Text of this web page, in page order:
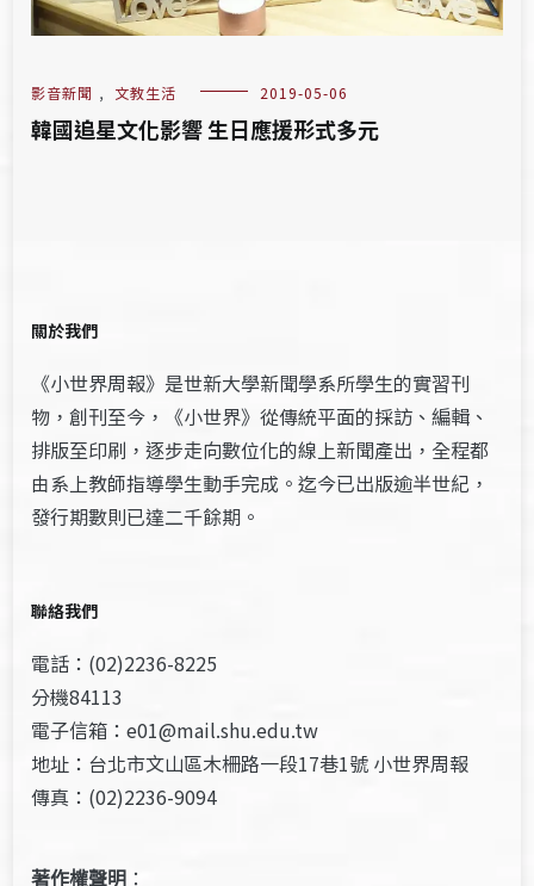
影音新聞 , 文教生活 2019-05-06
韓國追星文化影響 生日應援形式多元
關於我們
《小世界周報》是世新大學新聞學系所學生的實習刊
物，創刊至今，《小世界》從傳統平面的採訪、編輯、
排版至印刷，逐步走向數位化的線上新聞產出，全程都
由系上教師指導學生動手完成。迄今已出版逾半世紀，
發行期數則已達二千餘期。
聯絡我們
電話：(02)2236-8225
分機84113
電子信箱：e01@mail.shu.edu.tw
地址：台北市文山區木柵路一段17巷1號 小世界周報
傳真：(02)2236-9094
著作權聲明 ：